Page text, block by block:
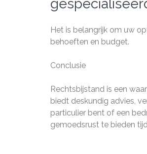
Het is belangrijk om uw
behoeften en budget.
Conclusie
Rechtsbijstand is een
biedt deskundig advies,
particulier bent of een
gemoedsrust te bieden